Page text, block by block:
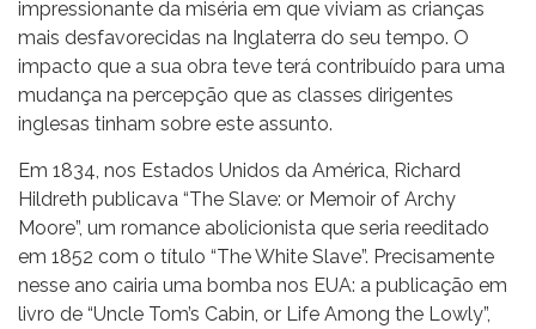
impressionante da miséria em que viviam as crianças
mais desfavorecidas na Inglaterra do seu tempo. O
impacto que a sua obra teve terá contribuído para uma
mudança na percepção que as classes dirigentes
inglesas tinham sobre este assunto.
Em 1834, nos Estados Unidos da América, Richard
Hildreth publicava “The Slave: or Memoir of Archy
Moore”, um romance abolicionista que seria reeditado
em 1852 com o título “The White Slave”. Precisamente
nesse ano cairia uma bomba nos EUA: a publicação em
livro de “Uncle Tom’s Cabin, or Life Among the Lowly”,